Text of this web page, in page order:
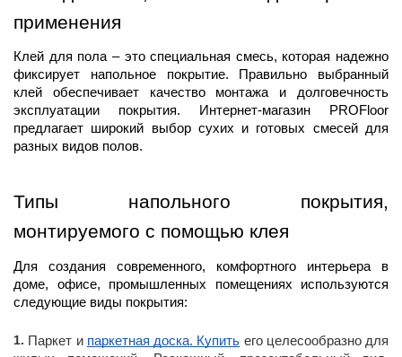
применения
Клей для пола – это специальная смесь, которая надежно
фиксирует напольное покрытие. Правильно выбранный
клей обеспечивает качество монтажа и долговечность
эксплуатации покрытия. Интернет-магазин PROFloor
предлагает широкий выбор сухих и готовых смесей для
разных видов полов.
Типы напольного покрытия,
монтируемого с помощью клея
Для создания современного, комфортного интерьера в
доме, офисе, промышленных помещениях используются
следующие виды покрытия:
Паркет и паркетная доска. Купить его целесообразно для